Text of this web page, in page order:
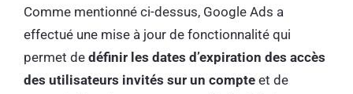
Comme mentionné ci-dessus, Google Ads a
effectué une mise à jour de fonctionnalité qui
permet de définir les dates d’expiration des accès
des utilisateurs invités sur un compte et de